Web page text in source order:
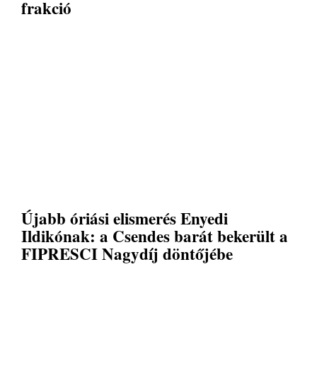
frakció
Újabb óriási elismerés Enyedi
Ildikónak: a Csendes barát bekerült a
FIPRESCI Nagydíj döntőjébe